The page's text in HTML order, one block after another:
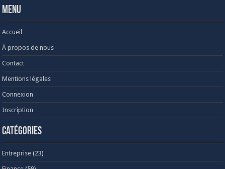
Menu
Accueil
À propos de nous
Contact
Mentions légales
Connexion
Inscription
Catégories
Entreprise (23)